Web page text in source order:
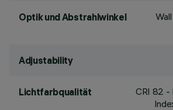
Optik und Abstrahlwinkel
Adjustability
Lichtfarbqualität CRI 82 -